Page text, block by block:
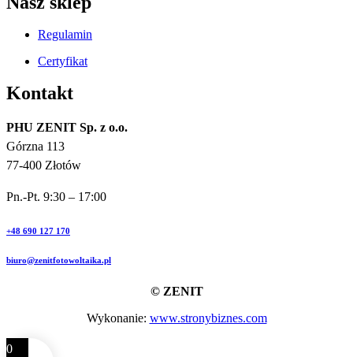
Regulamin
Certyfikat
Kontakt
PHU ZENIT Sp. z o.o.
Górzna 113
77-400 Złotów
Pn.-Pt. 9:30 – 17:00
+48 690 127 170
biuro@zenitfotowoltaika.pl
© ZENIT
Wykonanie: www.stronybiznes.com
0